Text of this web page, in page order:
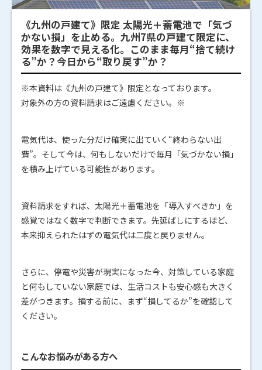
《九州の戸建て》限定 太陽光＋蓄電池で「気づ
かない損」を止める。九州7県の戸建て限定に、
効果を数字で見える化。このまま毎月“捨て続け
る”か？今日から“取り戻す”か？
※本資料は《九州の戸建て》限定となっております。
対象外の方の資料請求はご遠慮ください。※
電気代は、使った分だけ確実に出ていく“終わらない出
費”。そして今は、何もしないだけで毎月「気づかない損」
を積み上げている可能性があります。
資料請求をすれば、太陽光＋蓄電池を「導入すべきか」を
感覚ではなく数字で判断できます。先延ばしにするほど、
本来抑えられたはずの電気代は二度と戻りません。
さらに、停電や災害が現実になった今、対策している家庭
と何もしていない家庭では、生活コストも安心感も大きく
差がつきます。損する前に、まず“損してるか”を確認して
ください。
こんなお悩みがある方へ